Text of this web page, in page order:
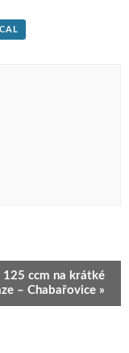
125 ccm na krátké
– Chabařovice »